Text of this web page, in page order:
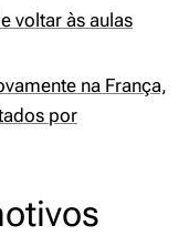
voltar às aulas
na França,
por